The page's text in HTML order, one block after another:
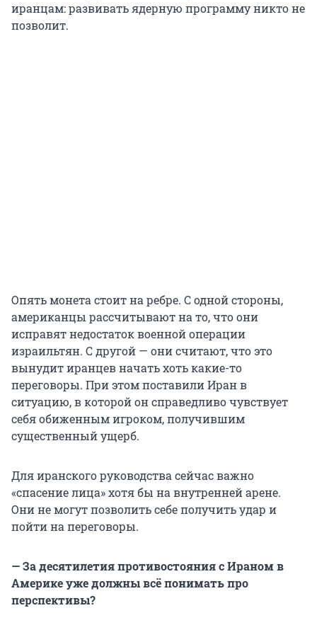
иранцам: развивать ядерную программу никто не
позволит.
Опять монета стоит на ребре. С одной стороны,
американцы рассчитывают на то, что они
исправят недостаток военной операции
израильтян. С другой — они считают, что это
вынудит иранцев начать хоть какие-то
переговоры. При этом поставили Иран в
ситуацию, в которой он справедливо чувствует
себя обиженным игроком, получившим
существенный ущерб.
Для иранского руководства сейчас важно
«спасение лица» хотя бы на внутренней арене.
Они не могут позволить себе получить удар и
пойти на переговоры.
— За десятилетия противостояния с Ираном в
Америке уже должны всё понимать про
перспективы?